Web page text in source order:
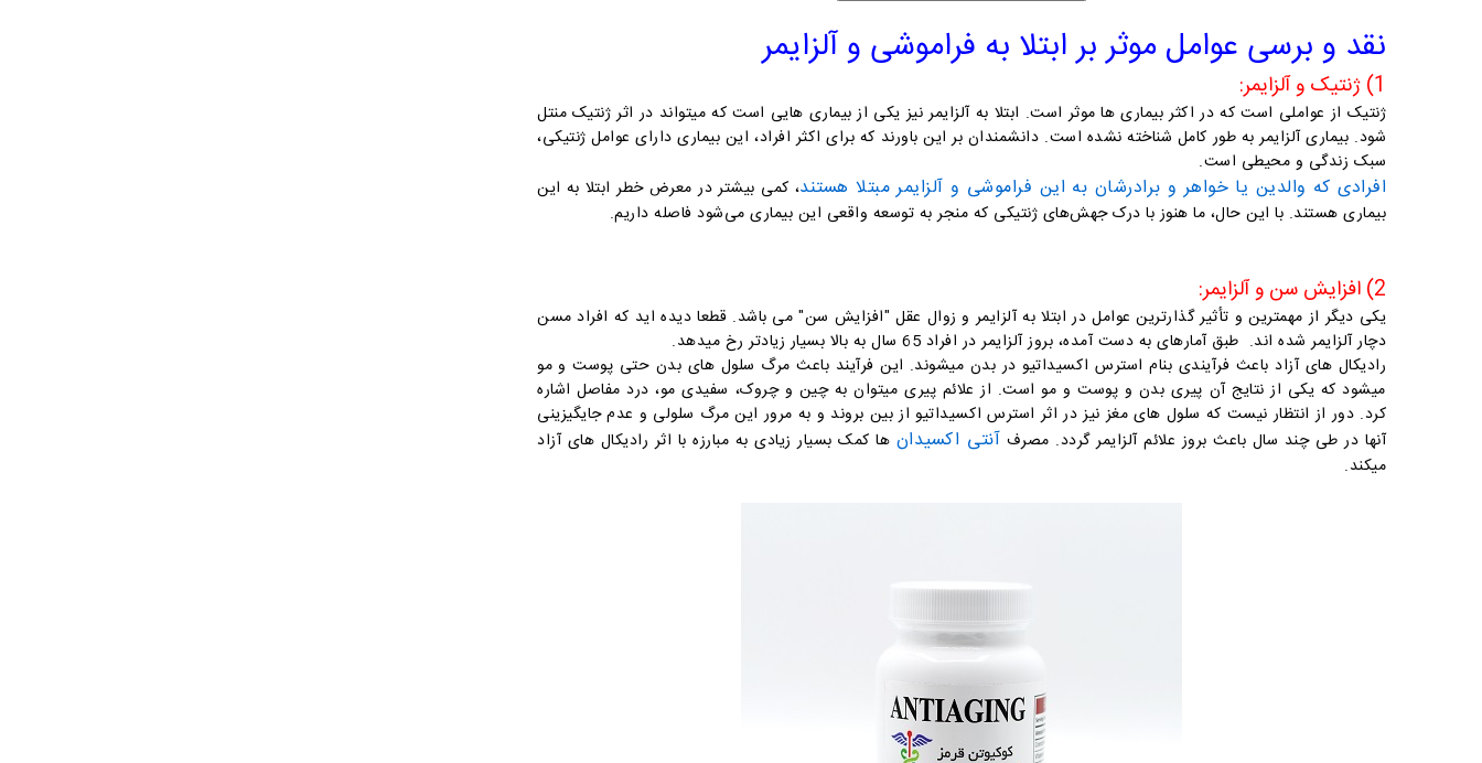
نقد و برسی عوامل موثر بر ابتلا به فراموشی و آلزایمر
1) ژنتیک و آلزایمر:
ژنتیک از عواملی است که در اکثر بیماری ها موثر است. ابتلا به آلزایمر نیز یکی از بیماری هایی است که میتواند در اثر ژنتیک منتل
شود. بیماری آلزایمر به طور کامل شناخته نشده است. دانشمندان بر این باورند که برای اکثر افراد، این بیماری دارای عوامل ژنتیکی،
سبک زندگی و محیطی است.
افرادی که والدین یا خواهر و برادرشان به این فراموشی و آلزایمر مبتلا هستند، کمی بیشتر در معرض خطر ابتلا به این
بیماری هستند. با این حال، ما هنوز با درک جهش‌های ژنتیکی که منجر به توسعه واقعی این بیماری می‌شود فاصله داریم.
2) افزایش سن و آلزایمر:
یکی دیگر از مهمترین و تأثیر گذارترین عوامل در ابتلا به آلزایمر و زوال عقل "افزایش سن" می باشد. قطعا دیده اید که افراد مسن
دچار آلزایمر شده اند. طبق آمارهای به دست آمده، بروز آلزایمر در افراد 65 سال به بالا بسیار زیادتر رخ میدهد.
رادیکال های آزاد باعث فرآیندی بنام استرس اکسیداتیو در بدن میشوند. این فرآیند باعث مرگ سلول های بدن حتی پوست و مو
میشود که یکی از نتایج آن پیری بدن و پوست و مو است. از علائم پیری میتوان به چین و چروک، سفیدی مو، درد مفاصل اشاره
کرد. دور از انتظار نیست که سلول های مغز نیز در اثر استرس اکسیداتیو از بین بروند و به مرور این مرگ سلولی و عدم جایگیزینی
آنها در طی چند سال باعث بروز علائم آلزایمر گردد. مصرف آنتی اکسیدان ها کمک بسیار زیادی به مبارزه با اثر رادیکال های آزاد
میکند.